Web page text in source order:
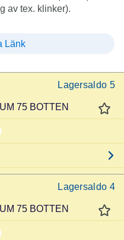
av tex. klinker).
Länk
Lagersaldo 5
75 BOTTEN
Lagersaldo 4
75 BOTTEN